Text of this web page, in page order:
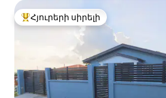
Հյուրերի սիրելի լավագույն տները
Հյուրերի սիրելի